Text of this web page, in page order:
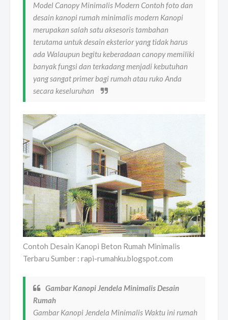
Model Canopy Minimalis Modern Contoh foto dan
desain kanopi rumah minimalis modern Kanopi
merupakan salah satu aksesoris tambahan
terutama untuk desain eksterior yang tidak harus
ada Walaupun begitu keberadaan canopy memiliki
banyak fungsi dan terkadang menjadi kebutuhan
yang sangat primer bagi rumah atau ruko Anda
secara keseluruhan
Contoh Desain Kanopi Beton Rumah Minimalis
Terbaru Sumber : rapi-rumahku.blogspot.com
Gambar Kanopi Jendela Minimalis Desain
Rumah
Gambar Kanopi Jendela Minimalis Waktu ini rumah